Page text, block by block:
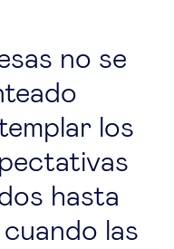
no se
los
hasta
las